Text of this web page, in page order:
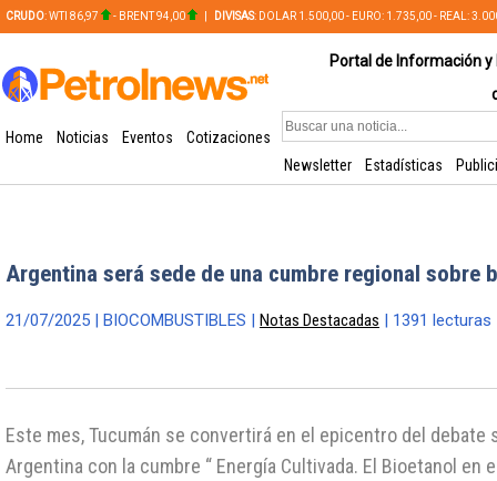
CRUDO: WTI 86,97 - BRENT 94,00 DIVISAS: DOLAR 1.500,00 - EURO: 1.735,00 - REAL:
Portal de Información
Home Noticias Eventos
Cotizaciones
Newsletter
Estadísticas
Argentina será sede de una cumbre regional sobre
21/07/2025 | BIOCOMBUSTIBLES | Notas Destacadas | 1391
Este mes, Tucumán se convertirá en el epicentro del debate
Argentina con la cumbre “ Energía Cultivada. El Bioetanol en